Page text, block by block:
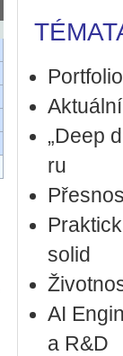
„Deep
ru
so­lid
AI
a R&D